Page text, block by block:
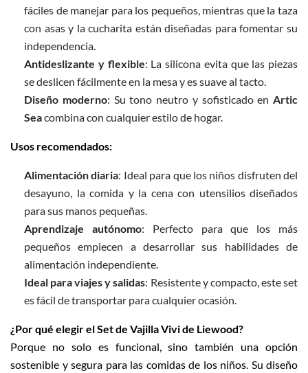
fáciles de manejar para los pequeños, mientras que la taza
con asas y la cucharita están diseñadas para fomentar su
independencia.
Antideslizante y flexible: La silicona evita que las piezas
se deslicen fácilmente en la mesa y es suave al tacto.
Diseño moderno: Su tono neutro y sofisticado en Artic
Seacombina con cualquier estilo de hogar.
Usos recomendados:
Alimentación diaria: Ideal para que los niños disfruten del
desayuno, la comida y la cena con utensilios diseñados
para sus manos pequeñas.
Aprendizaje autónomo: Perfecto para que los más
pequeños empiecen a desarrollar sus habilidades de
alimentación independiente.
Ideal para viajes y salidas: Resistente y compacto, este set
es fácil de transportar para cualquier ocasión.
¿Por qué elegir el Set de Vajilla Vivi de Liewood?
Porque no solo es funcional, sino también una opción
sostenible y segura para las comidas de los niños. Su diseño